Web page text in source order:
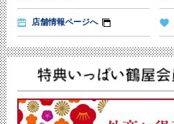
店舗情報ページへ